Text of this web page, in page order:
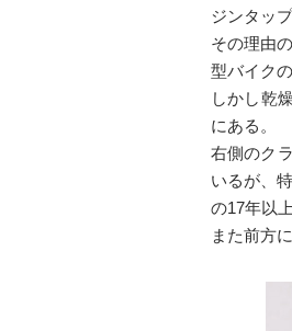
ジンタッ
その理由
型バイク
しかし乾
にある。
右側のク
いるが、
の17年以
また前方